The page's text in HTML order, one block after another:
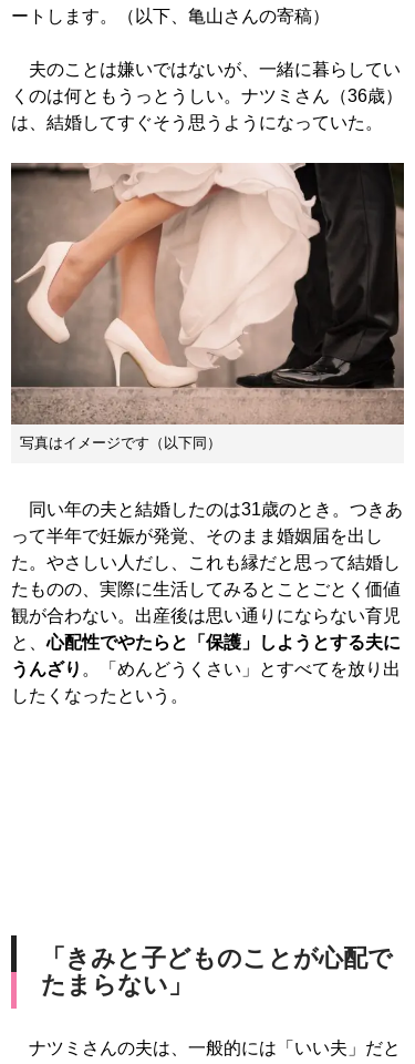
ートします。（以下、亀山さんの寄稿）
夫のことは嫌いではないが、一緒に暮らしてい
くのは何ともうっとうしい。ナツミさん（36歳）
は、結婚してすぐそう思うようになっていた。
写真はイメージです（以下同）
同い年の夫と結婚したのは31歳のとき。つきあ
って半年で妊娠が発覚、そのまま婚姻届を出し
た。やさしい人だし、これも縁だと思って結婚し
たものの、実際に生活してみるとことごとく価値
観が合わない。出産後は思い通りにならない育児
と、心配性でやたらと「保護」しようとする夫に
うんざり 。「めんどうくさい」とすべてを放り出
したくなったという。
「きみと子どものことが心配で
たまらない」
ナツミさんの夫は、一般的には「いい夫」だと